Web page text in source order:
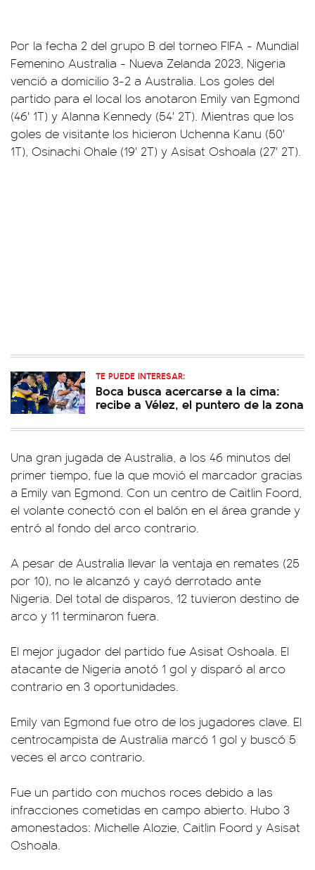
Por la fecha 2 del grupo B del torneo FIFA - Mundial
Femenino Australia - Nueva Zelanda 2023, Nigeria
venció a domicilio 3-2 a Australia. Los goles del
partido para el local los anotaron Emily van Egmond
(46' 1T) y Alanna Kennedy (54' 2T). Mientras que los
goles de visitante los hicieron Uchenna Kanu (50'
1T), Osinachi Ohale (19' 2T) y Asisat Oshoala (27' 2T).
TE PUEDE INTERESAR:
Boca busca acercarse a la cima:
recibe a Vélez, el puntero de la zona
Una gran jugada de Australia, a los 46 minutos del
primer tiempo, fue la que movió el marcador gracias
a Emily van Egmond. Con un centro de Caitlin Foord,
el volante conectó con el balón en el área grande y
entró al fondo del arco contrario.
A pesar de Australia llevar la ventaja en remates (25
por 10), no le alcanzó y cayó derrotado ante
Nigeria. Del total de disparos, 12 tuvieron destino de
arco y 11 terminaron fuera.
El mejor jugador del partido fue Asisat Oshoala. El
atacante de Nigeria anotó 1 gol y disparó al arco
contrario en 3 oportunidades.
Emily van Egmond fue otro de los jugadores clave. El
centrocampista de Australia marcó 1 gol y buscó 5
veces el arco contrario.
Fue un partido con muchos roces debido a las
infracciones cometidas en campo abierto. Hubo 3
amonestados: Michelle Alozie, Caitlin Foord y Asisat
Oshoala.